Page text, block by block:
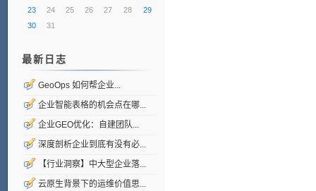
23
24 25 26 27 28
29
30
31
最新日志
GeoOps 如何帮企业...
企业智能表格的机会点在哪...
企业GEO优化：自建团队...
深度剖析企业到底有没有必...
【行业洞察】中大型企业落...
云原生背景下的运维价值思...